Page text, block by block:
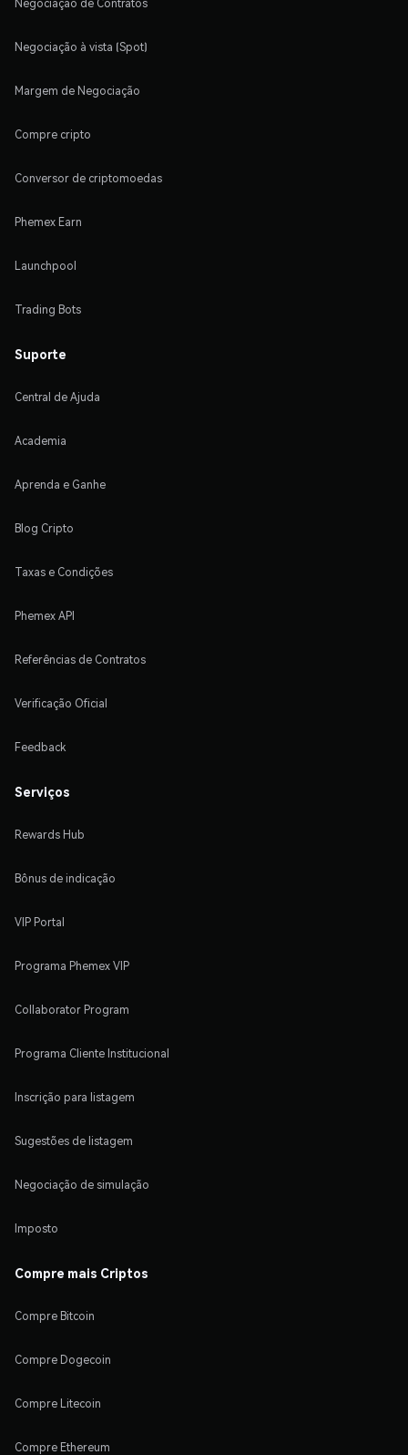
Negociação de Contratos
Negociação à vista (Spot)
Margem de Negociação
Compre cripto
Conversor de criptomoedas
Phemex Earn
Launchpool
Trading Bots
Suporte
Central de Ajuda
Academia
Aprenda e Ganhe
Blog Cripto
Taxas e Condições
Phemex API
Referências de Contratos
Verificação Oficial
Feedback
Serviços
Rewards Hub
Bônus de indicação
VIP Portal
Programa Phemex VIP
Collaborator Program
Programa Cliente Institucional
Inscrição para listagem
Sugestões de listagem
Negociação de simulação
Imposto
Compre mais Criptos
Compre Bitcoin
Compre Dogecoin
Compre Litecoin
Compre Ethereum